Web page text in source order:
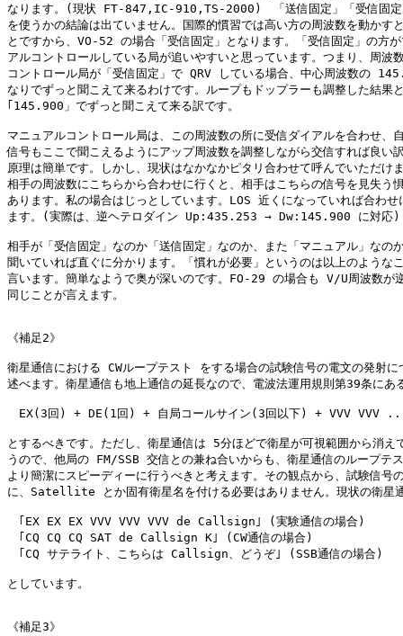
なります。(現状 FT-847,IC-910,TS-2000)　「送信固定」「受信固定
を使うかの結論は出ていません。国際的慣習では高い方の周波数を動かす
とですから、VO-52 の場合「受信固定」となります。「受信固定」の方
アルコントロールしている局が追いやすいと思っています。つまり、周波
コントロール局が「受信固定」で QRV している場合、中心周波数の
なりでずっと聞こえて来るわけです。ループもドップラーも調整した結果
｢145.900」でずっと聞こえて来る訳です。
マニュアルコントロール局は、この周波数の所に受信ダイアルを合わせ、
信号もここで聞こえるようにアップ周波数を調整しながら交信すれば良い
原理は簡単です。しかし、現状はなかなかピタリ合わせて呼んでいただけ
相手の周波数にこちらから合わせに行くと、相手はこちらの信号を見失う
あります。私の場合はじっとしています。LOS 近くになっていれば合わせ
ます。(実際は、逆ヘテロダイン Up:435.253 → Dw:145.900 に対応)
相手が「受信固定」なのか「送信固定」なのか、また「マニュアル」なの
聞いていれば直ぐに分かります。「慣れが必要」というのは以上のような
言います。簡単なようで奥が深いのです。FO-29 の場合も V/U周波数が
同じことが言えます。
《補足2》
衛星通信における CWループテスト をする場合の試験信号の電文の発射に
述べます。衛星通信も地上通信の延長なので、電波法運用規則第39条にあ
EX(3回) + DE(1回) + 自局コールサイン(3回以下) + VVV VVV
とするべきです。ただし、衛星通信は 5分ほどで衛星が可視範囲から消え
うので、他局の FM/SSB 交信との兼ね合いからも、衛星通信のループテ
より簡潔にスピーディーに行うべきと考えます。その観点から、試験信号
に、Satellite とか固有衛星名を付ける必要はありません。現状の衛星
｢EX EX EX VVV VVV VVV de Callsign｣ (実験通信の場合)
｢CQ CQ CQ SAT de Callsign K｣ (CW通信の場合)
｢CQ サテライト、こちらは Callsign、どうぞ｣ (SSB通信の場合)
としています。
《補足3》